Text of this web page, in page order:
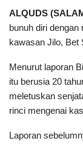
ALQUDS
bunuh diri
kawasan Jilo, Bet
Menurut laporan
itu berusia 20
meletuskan
rinci mengenai
Laporan